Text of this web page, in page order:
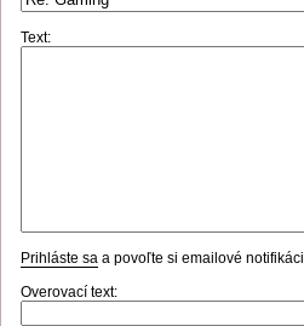
Text:
Prihláste sa a povoľte si emailové
Overovací text: